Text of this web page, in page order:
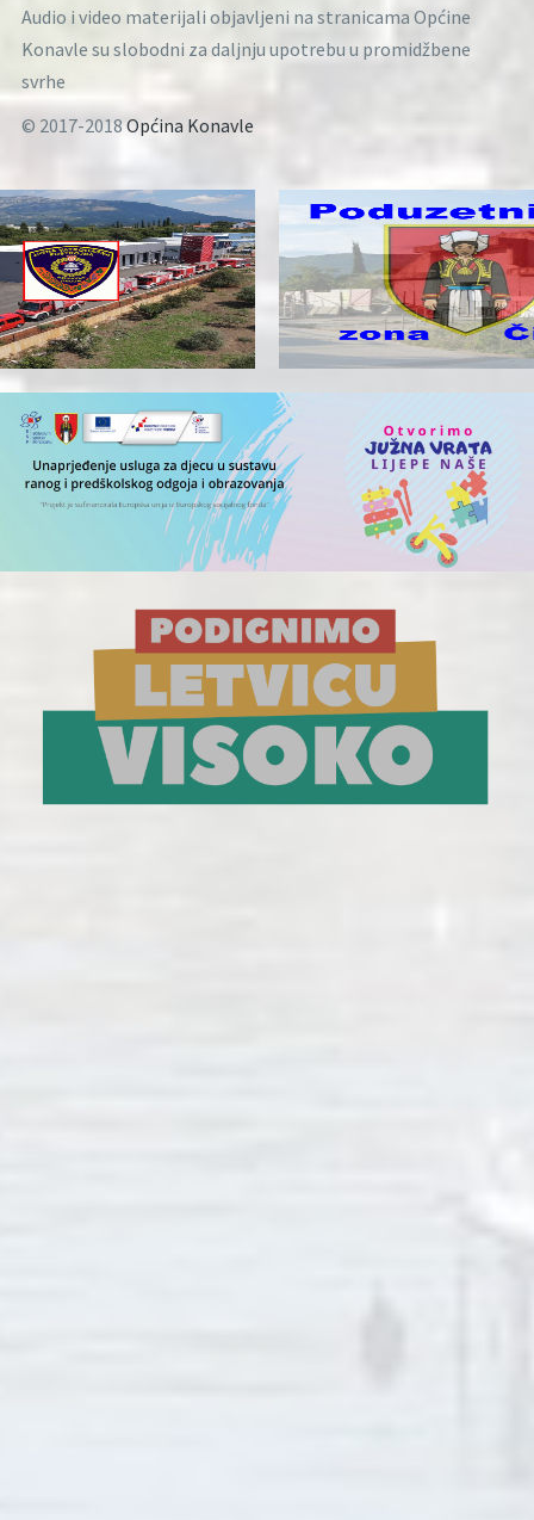
Audio i video materijali objavljeni na stranicama Općine
Konavle su slobodni za daljnju upotrebu u promidžbene
svrhe
© 2017-2018Općina Konavle